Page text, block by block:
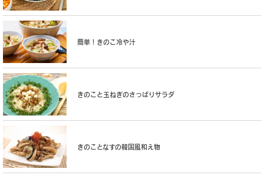
簡単！きのこ冷や汁
きのこと玉ねぎのさっぱりサラダ
きのことなすの韓国風和え物